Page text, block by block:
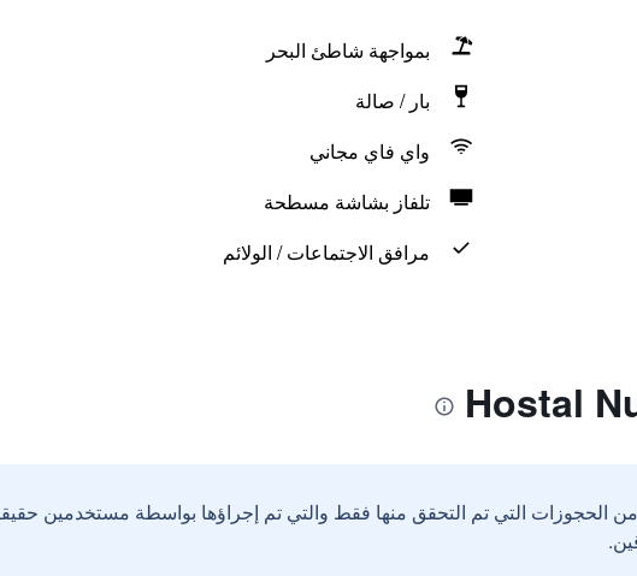
بمواجهة شاطئ البحر
بار / صالة
واي فاي مجاني
تلفاز بشاشة مسطحة
مرافق الاجتماعات / الولائم
الحجوزات التي تم التحقق منها فقط والتي تم إجراؤها بواسطة مستخدمين